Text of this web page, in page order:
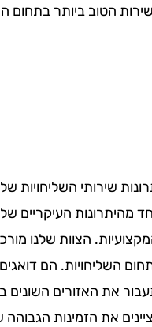
הטוב ביותר בתחום
שירותי השליחויות שלנו
העיקריים של
הצוות שלנו מורכב
הם דואגים
את האזורים השונים
את הזמינות הגבוהה